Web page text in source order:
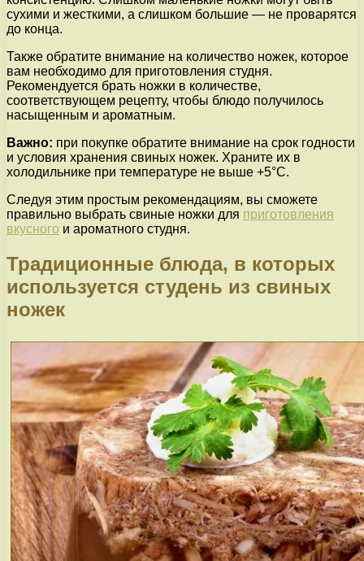
сухими и жесткими, а слишком большие — не проварятся
до конца.
Также обратите внимание на количество ножек, которое
вам необходимо для приготовления студня.
Рекомендуется брать ножки в количестве,
соответствующем рецепту, чтобы блюдо получилось
насыщенным и ароматным.
Важно: при покупке обратите внимание на срок годности
и условия хранения свиных ножек. Храните их в
холодильнике при температуре не выше +5°C.
Следуя этим простым рекомендациям, вы сможете
правильно выбрать свиные ножки для приготовления
вкусного и ароматного студня.
Традиционные блюда, в которых
используется студень из свиных
ножек